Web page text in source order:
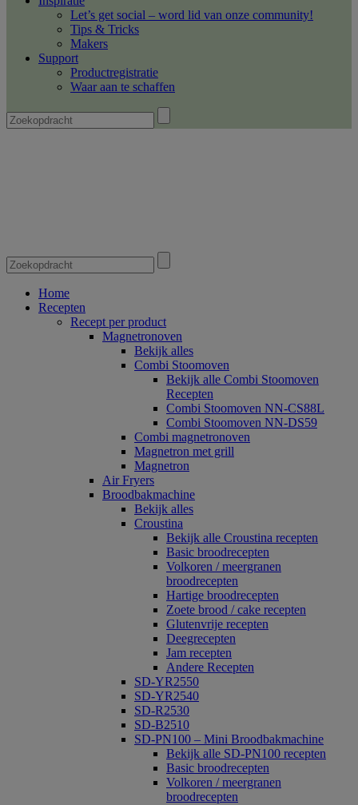
Let’s get social – word lid van onze community!
Tips & Tricks
Makers
Support
Productregistratie
Waar aan te schaffen
Home
Recepten
Recept per product
Magnetronoven
Bekijk alles
Combi Stoomoven
Bekijk alle Combi Stoomoven
Recepten
Combi Stoomoven NN-CS88L
Combi Stoomoven NN-DS59
Combi magnetronoven
Magnetron met grill
Magnetron
Air Fryers
Broodbakmachine
Bekijk alles
Croustina
Bekijk alle Croustina recepten
Basic broodrecepten
Volkoren / meergranen
broodrecepten
Hartige broodrecepten
Zoete brood / cake recepten
Glutenvrije recepten
Deegrecepten
Jam recepten
Andere Recepten
SD-YR2550
SD-YR2540
SD-R2530
SD-B2510
SD-PN100 – Mini Broodbakmachine
Bekijk alle SD-PN100 recepten
Basic broodrecepten
Volkoren / meergranen
broodrecepten